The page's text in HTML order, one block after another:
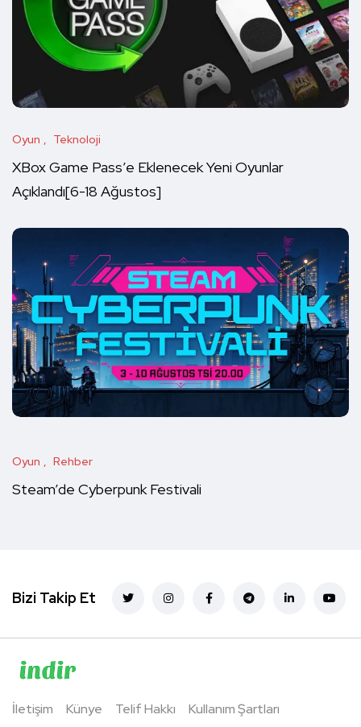
Oyun Teknoloji
XBox Game Pass’e Eklenecek Yeni Oyunlar
Açıklandı[6-18 Ağustos]
Oyun Rehber
Steam’de Cyberpunk Festivali
Bizi Takip Et
İletişim Künye Telif Hakkı Kullanım Şartları